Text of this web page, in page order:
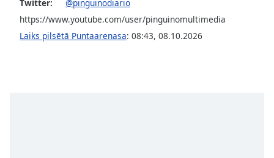
Opacity
Twitter:
@pinguinodiario
https://www.youtube.com/user/pinguinomultimedia
Laiks pilsētā Puntaarenasa: 08:43, 08.10.2026